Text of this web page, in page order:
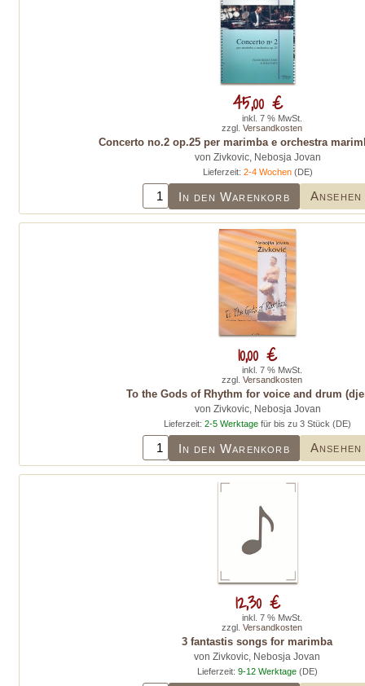
Concerto no.2 op.25 per marimba e orchestra
von Zivkovic, Nebosja Jovan
Lieferzeit: 2-4 Wochen(DE)
In den Warenkorb Ansehen
45,00 €
inkl. 7 % MwSt.
zzgl. Versandkosten
To the Gods of Rhythm for voice and drum
von Zivkovic, Nebosja Jovan
Lieferzeit: 2-5 Werktage für bis zu 3 Stück (DE)
In den Warenkorb Ansehen
10,00 €
inkl. 7 % MwSt.
zzgl. Versandkosten
3 fantastis songs for marimba
von Zivkovic, Nebosja Jovan
Lieferzeit: 9-12 Werktage(DE)
12,30 €
inkl. 7 % MwSt.
zzgl. Versandkosten